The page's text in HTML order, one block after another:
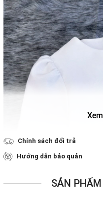
Chính sách đổi trả
Hướng dẫn bảo quản
SẢN